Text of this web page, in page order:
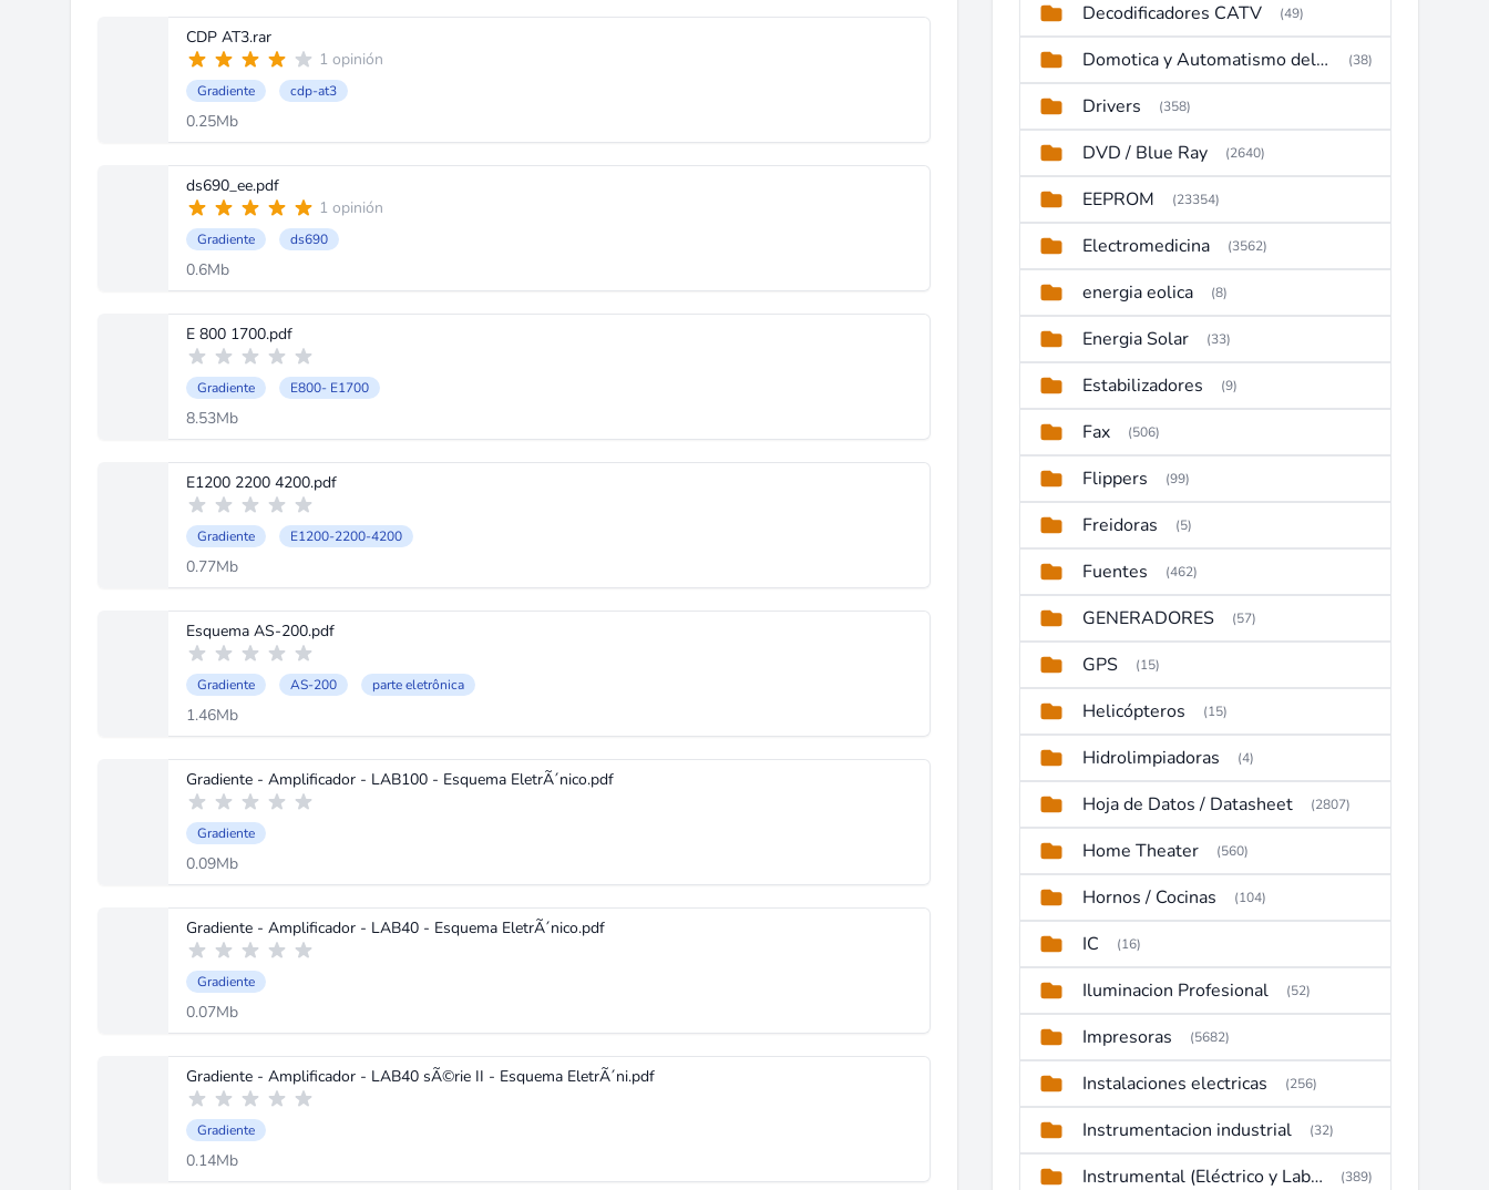
CDP AT3.rar
1 opinión
Gradiente cdp-at3
0.25Mb
ds690_ee.pdf
1 opinión
Gradiente ds690
0.6Mb
E 800 1700.pdf
Gradiente E800- E1700
8.53Mb
E1200 2200 4200.pdf
Gradiente E1200-2200-4200
0.77Mb
Esquema AS-200.pdf
Gradiente AS-200 parte eletrônica
1.46Mb
Gradiente - Amplificador - LAB100 - Esquema EletrÃ´nico.pdf
Gradiente
0.09Mb
Gradiente - Amplificador - LAB40 - Esquema EletrÃ´nico.pdf
Gradiente
0.07Mb
Gradiente - Amplificador - LAB40 sÃ©rie II - Esquema EletrÃ´ni.pdf
Gradiente
0.14Mb
Decodificadores CATV (49)
Domotica y Automatismo del hogar (38)
Drivers (358)
DVD / Blue Ray (2640)
EEPROM (23354)
Electromedicina (3562)
energia eolica (8)
Energia Solar (33)
Estabilizadores (9)
Fax (506)
Flippers (99)
Freidoras (5)
Fuentes (462)
GENERADORES (57)
GPS (15)
Helicópteros (15)
Hidrolimpiadoras (4)
Hoja de Datos / Datasheet (2807)
Home Theater (560)
Hornos / Cocinas (104)
IC (16)
Iluminacion Profesional (52)
Impresoras (5682)
Instalaciones electricas (256)
Instrumentacion industrial (32)
Instrumental (Eléctrico y Laboratorio) (389)